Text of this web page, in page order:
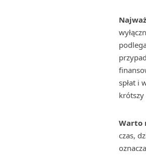
spłat i
krótszy
Warto
czas,